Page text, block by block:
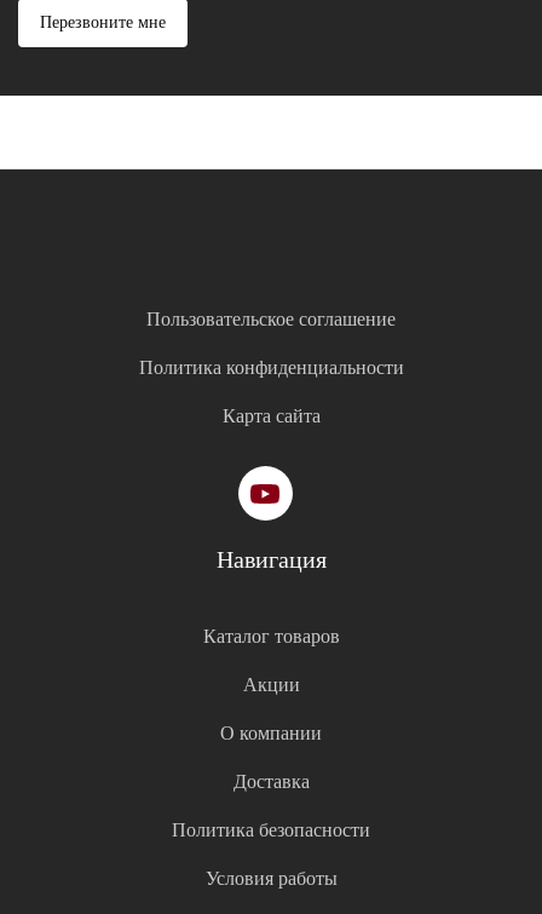
Перезвоните мне
Пользовательское соглашение
Политика конфиденциальности
Карта сайта
Навигация
Каталог товаров
Акции
О компании
Доставка
Политика безопасности
Условия работы